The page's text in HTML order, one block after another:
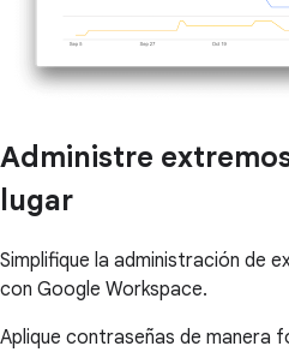
Administre
lugar
Simplifique la administración de
con Google Workspace.
Aplique contraseñas de manera